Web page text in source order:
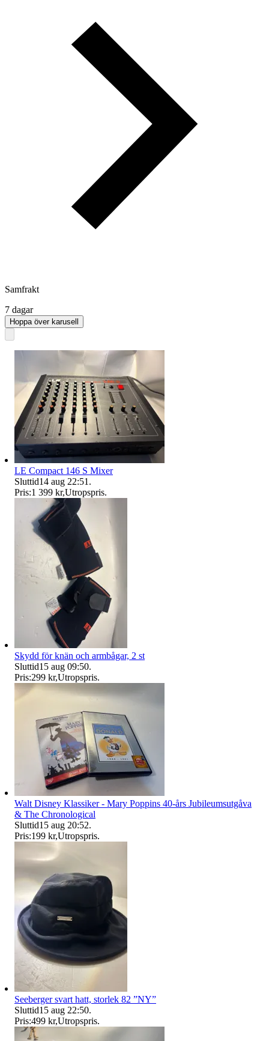
Samfrakt
7 dagar
Hoppa över karusell
LE Compact 146 S Mixer
Sluttid14 aug 22:51 .
Pris:1 399 kr,Utropspris.
Skydd för knän och armbågar, 2 st
Sluttid15 aug 09:50.
Pris:299 kr,Utropspris.
Walt Disney Klassiker - Mary Poppins 40-års Jubileumsutgåva
& The Chronological
Sluttid15 aug 20:52.
Pris:199 kr,Utropspris.
Seeberger svart hatt, storlek 82 ”NY”
Sluttid15 aug 22:50.
Pris:499 kr,Utropspris.